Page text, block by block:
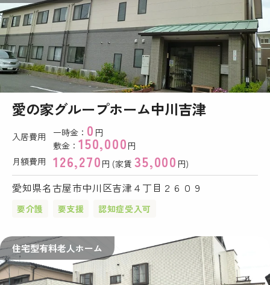
愛の家グループホーム中川吉津
入居費用 一時金： 0 円
敷金： 150,000 円
月額費用
126,270 円 (家賃35,000 円)
愛知県名古屋市中川区吉津４丁目２６０９
要介護 要支援 認知症受入可
住宅型有料老人ホーム